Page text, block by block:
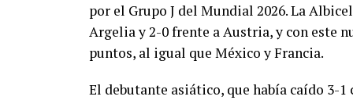
por el Grupo J del Mundial 2026. La
Argelia y 2-0 frente a Austria, y con este
puntos, al igual que México y Francia.
El debutante asiático, que había caído 3-